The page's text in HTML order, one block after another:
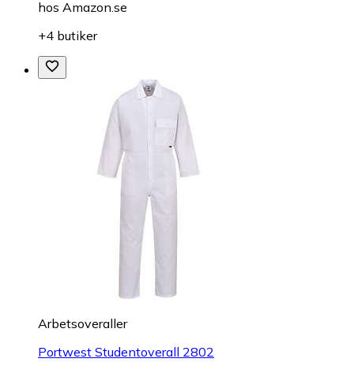
hos Amazon.se
+4 butiker
Arbetsoveraller
Portwest Studentoverall 2802